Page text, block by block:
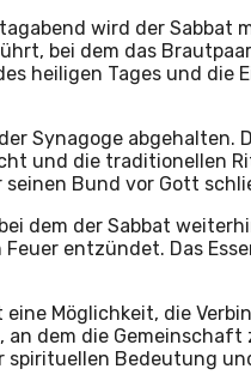
wird der Sabbat
bei dem das
heiligen Tages und die
Synagoge abgehalten.
und die traditionellen
seinen Bund vor Gott
dem der Sabbat
entzündet. Das
Möglichkeit, die
dem die
Bedeutung